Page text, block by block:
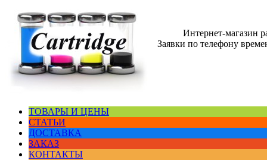
Интернет-магазин
Заявки по телефону
ТОВАРЫ И ЦЕНЫ
СТАТЬИ
ДОСТАВКА
ЗАКАЗ
КОНТАКТЫ